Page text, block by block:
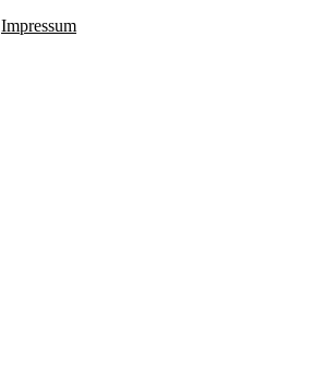
Impressum